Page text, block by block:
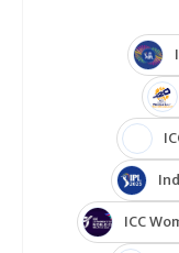
गेटाफेका जेइम
(रातो) कार्ड
अन्त्य गरेका थिए ।